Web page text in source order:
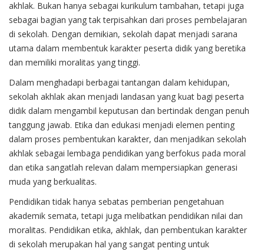
akhlak. Bukan hanya sebagai kurikulum tambahan, tetapi juga
sebagai bagian yang tak terpisahkan dari proses pembelajaran
di sekolah. Dengan demikian, sekolah dapat menjadi sarana
utama dalam membentuk karakter peserta didik yang beretika
dan memiliki moralitas yang tinggi.
Dalam menghadapi berbagai tantangan dalam kehidupan,
sekolah akhlak akan menjadi landasan yang kuat bagi peserta
didik dalam mengambil keputusan dan bertindak dengan penuh
tanggung jawab. Etika dan edukasi menjadi elemen penting
dalam proses pembentukan karakter, dan menjadikan sekolah
akhlak sebagai lembaga pendidikan yang berfokus pada moral
dan etika sangatlah relevan dalam mempersiapkan generasi
muda yang berkualitas.
Pendidikan tidak hanya sebatas pemberian pengetahuan
akademik semata, tetapi juga melibatkan pendidikan nilai dan
moralitas. Pendidikan etika, akhlak, dan pembentukan karakter
di sekolah merupakan hal yang sangat penting untuk